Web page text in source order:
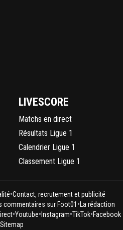
LIVESCORE
Matchs en direct
Résultats Ligue 1
Calendrier Ligue 1
Classement Ligue 1
•Contact, recrutement et publicité
commentaires sur Foot01 • La rédaction
•Youtube• Instagram•TikTok•Facebook
Sitemap